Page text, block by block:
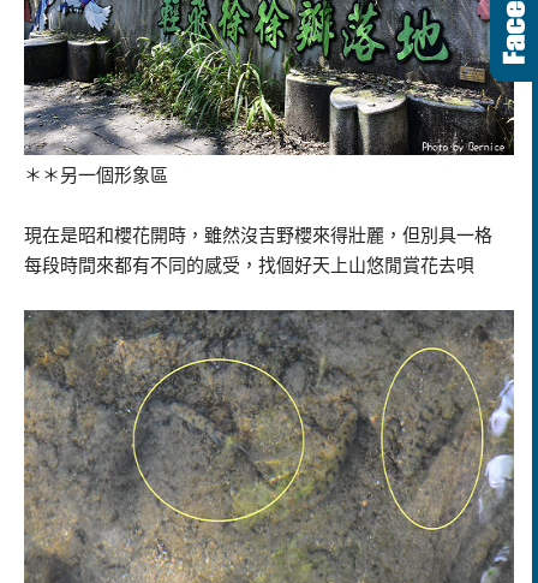
＊＊另一個形象區
現在是昭和櫻花開時，雖然沒吉野櫻來得壯麗，但別具一格
每段時間來都有不同的感受，找個好天上山悠閒賞花去唄